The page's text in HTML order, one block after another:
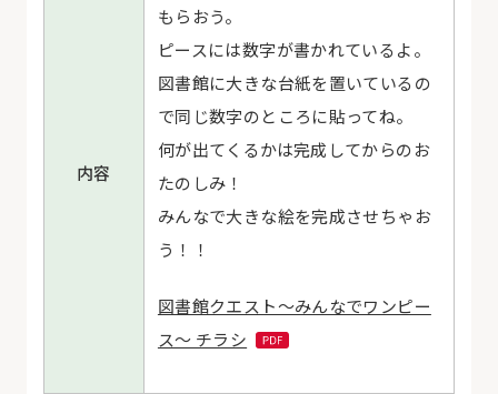
内容
もらおう。
ピースには数字が書かれているよ。
図書館に大きな台紙を置いているの
で同じ数字のところに貼ってね。
何が出てくるかは完成してからのお
たのしみ！
みんなで大きな絵を完成させちゃお
う！！
図書館クエスト～みんなでワンピー
ス～ チラシ